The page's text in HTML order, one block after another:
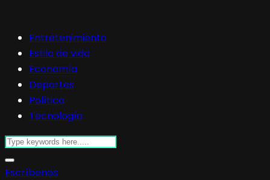
Entretenimiento
Estilo de vida
Economía
Deportes
Política
Tecnología
Escríbenos